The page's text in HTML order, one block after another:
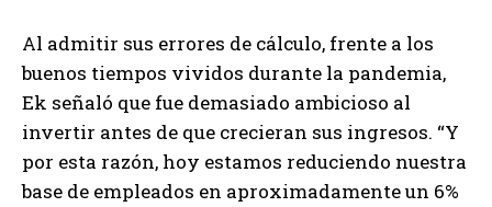
Al admitir sus errores de cálculo, frente a los
buenos tiempos vividos durante la pandemia,
Ek señaló que fue demasiado ambicioso al
invertir antes de que crecieran sus ingresos. “Y
por esta razón, hoy estamos reduciendo nuestra
base de empleados en aproximadamente un 6%